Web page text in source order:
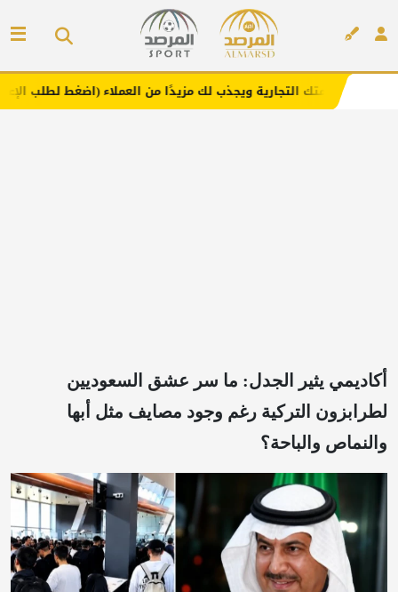
ويجذب لك مزيدًا من العملاء (اضغط لطلب الإعلان)
أكاديمي يثير الجدل: ما سر عشق السعوديين
لطرابزون التركية رغم وجود مصايف مثل أبها
والنماص والباحة؟